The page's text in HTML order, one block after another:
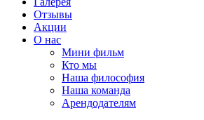
Отзывы
Акции
О нас
Мини фильм
Кто мы
Наша философия
Наша команда
Арендодателям